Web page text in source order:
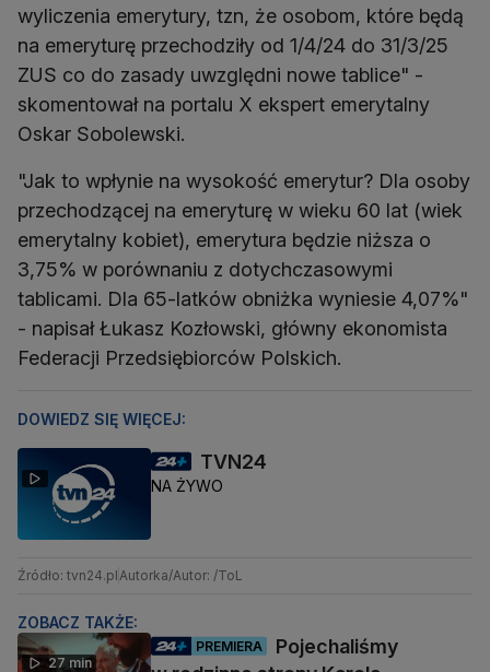
wyliczenia emerytury, tzn, że osobom, które będą
na emeryturę przechodziły od 1/4/24 do 31/3/25
ZUS co do zasady uwzględni nowe tablice" -
skomentował na portalu X ekspert emerytalny
Oskar Sobolewski.
"Jak to wpłynie na wysokość emerytur? Dla osoby
przechodzącej na emeryturę w wieku 60 lat (wiek
emerytalny kobiet), emerytura będzie niższa o
3,75% w porównaniu z dotychczasowymi
tablicami. Dla 65-latków obniżka wyniesie 4,07%"
- napisał Łukasz Kozłowski, główny ekonomista
Federacji Przedsiębiorców Polskich.
DOWIEDZ SIĘ WIĘCEJ:
TVN24
NA ŻYWO
Źródło: tvn24.plAutorka/Autor: /ToL
ZOBACZ TAKŻE:
27 min
PREMIERA
Pojechaliśmy